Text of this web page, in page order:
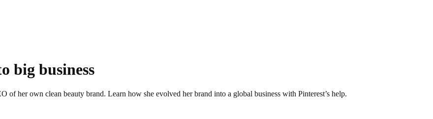
big business
her own clean beauty brand. Learn how she evolved her brand into a global business with Pinterest’s help.